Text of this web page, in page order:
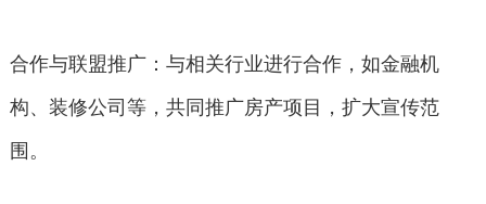
合作与联盟推广：与相关行业进行合作，如金融机
构、装修公司等，共同推广房产项目，扩大宣传范
围。